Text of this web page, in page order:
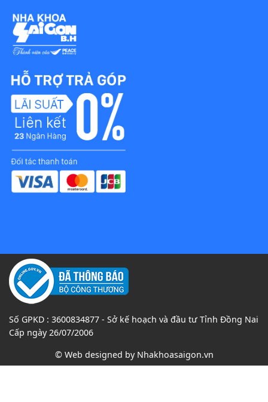
Số GPKD : 3600834877 - Sở kế hoạch và đầu tư Tỉnh Đồng Nai
Cấp ngày 26/07/2006
© Web designed by Nhakhoasaigon.vn